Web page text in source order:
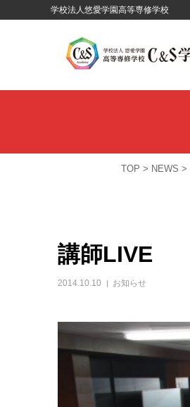
学校法人悠愛学園高等専修学校
TOP > NEWS >
講師LIVE
2014.10.10 お知らせ